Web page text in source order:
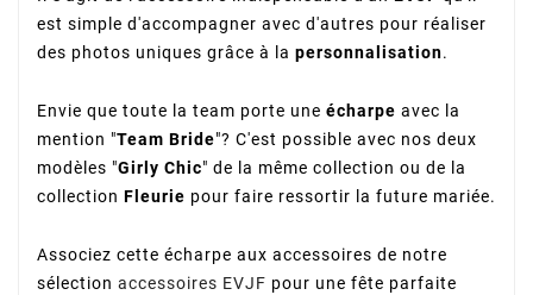
est simple d'accompagner avec d'autres pour réaliser
des photos uniques grâce à la personnalisation.
Envie que toute la team porte une écharpe avec la
mention "Team Bride"? C'est possible avec nos deux
modèles "Girly Chic" de la même collection ou de la
collection Fleurie pour faire ressortir la future mariée.
Associez cette écharpe aux accessoires de notre
sélection accessoires EVJF pour une fête parfaite